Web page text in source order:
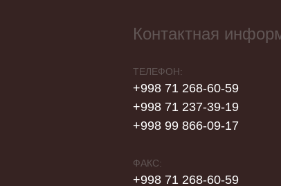
Контактная
ТЕЛЕФОН:
+998 71 268-60-59
+998 71 237-39-19
+998 99 866-09-17
ФАКС:
+998 71 268-60-59